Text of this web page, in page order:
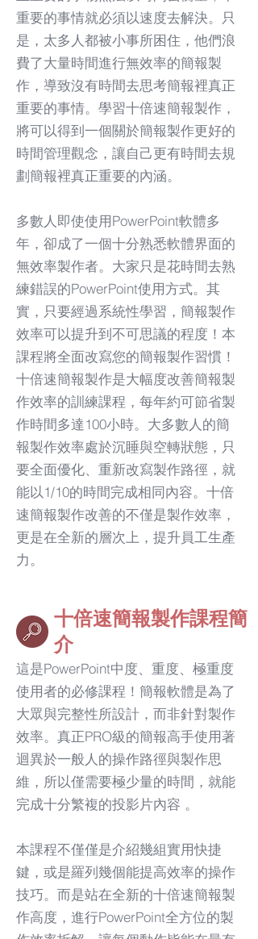
重要的事情就必須以速度去解決。只
是，太多人都被小事所困住，他們浪
費了大量時間進行無效率的簡報製
作，導致沒有時間去思考簡報裡真正
重要的事情。學習十倍速簡報製作，
將可以得到一個關於簡報製作更好的
時間管理觀念，讓自己更有時間去規
劃簡報裡真正重要的內涵。
​多數人即使使用PowerPoint軟體多
年，卻成了一個十分熟悉軟體界面的
無效率製作者。大家只是花時間去熟
練錯誤的PowerPoint使用方式。其
實，只要經過系統性學習，簡報製作
效率可以提升到不可思議的程度！ 本
課程將全面改寫您的簡報製作習慣！
十倍速簡報製作是大幅度改善簡報製
作效率的訓練課程，每年約可節省製
作時間多達100小時。大多數人的簡
報製作效率處於沉睡與空轉狀態，只
要全面優化、重新改寫製作路徑，就
能以1/10的時間完成相同內容。十倍
速簡報製作改善的不僅是製作效率，
更是在全新的層次上，提升員工生產
力。
十倍速簡報製作課程簡
介
這是PowerPoint中度、重度、極重度
使用者的必修課程！簡報軟體是為了
大眾與完整性所設計，而非針對製作
效率。真正PRO級的簡報高手使用著
迴異於一般人的操作路徑與製作思
維，所以僅需要極少量的時間，就能
完成十分繁複的投影片內容 。
本課程不僅僅是介紹幾組實用快捷
鍵，或是羅列幾個能提高效率的操作
技巧。而是站在全新的十倍速簡報製
作高度，進行PowerPoint全方位的製